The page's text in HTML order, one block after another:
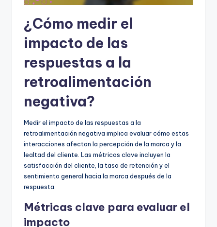
¿Cómo medir el
impacto de las
respuestas a la
retroalimentación
negativa?
Medir el impacto de las respuestas a la
retroalimentación negativa implica evaluar cómo estas
interacciones afectan la percepción de la marca y la
lealtad del cliente. Las métricas clave incluyen la
satisfacción del cliente, la tasa de retención y el
sentimiento general hacia la marca después de la
respuesta.
Métricas clave para evaluar el
impacto